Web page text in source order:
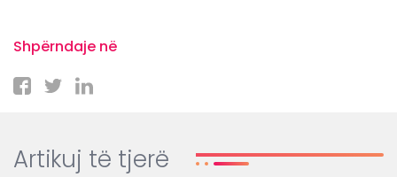
Shpërndaje në
Artikuj të tjerë